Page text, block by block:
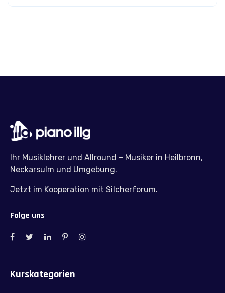
Ihr Musiklehrer und Allround – Musiker in Heilbronn,
Neckarsulm und Umgebung.
Jetzt im Kooperation mit Silcherforum.
Folge uns
Kurskategorien